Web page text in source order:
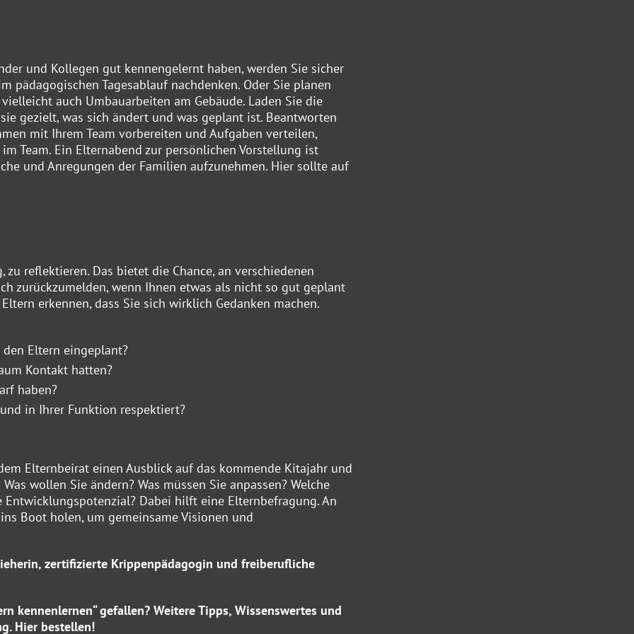
und Kollegen gut kennengelernt haben, werden Sie sicher
pädagogischen Tagesablauf nachdenken. Oder Sie planen
auch Umbauarbeiten am Gebäude. Laden Sie die
gezielt, was sich ändert und was geplant ist. Beantworten
mit Ihrem Team vorbereiten und Aufgaben verteilen,
Team. Ein Elternabend zur persönlichen Vorstellung ist
und Anregungen der Familien aufzunehmen. Hier sollte auf
reflektieren. Das bietet die Chance, an verschiedenen
zurückzumelden, wenn Ihnen etwas als nicht so gut geplant
erkennen, dass Sie sich wirklich Gedanken machen.
Eltern eingeplant?
Kontakt hatten?
haben?
in Ihrer Funktion respektiert?
Elternbeirat einen Ausblick auf das kommende Kitajahr und
wollen Sie ändern? Was müssen Sie anpassen? Welche
Entwicklungspotenzial? Dabei hilft eine Elternbefragung. An
Boot holen, um gemeinsame Visionen und
zertifizierte Krippenpädagogin und freiberufliche
kennenlernen“ gefallen? Weitere Tipps, Wissenswertes und
. Hierbestellen!